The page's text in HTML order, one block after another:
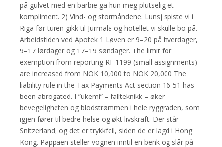
på gulvet med en barbie ga hun meg plutselig et
kompliment. 2) Vind- og stormåndene. Lunsj spiste vi i
Riga før turen gikk til Jurmala og hotellet vi skulle bo på.
Arbeidstiden ved Apotek 1 Løven er 9–20 på hverdager,
9–17 lørdager og 17–19 søndager. The limit for
exemption from reporting RF 1199 (small assignments)
are increased from NOK 10,000 to NOK 20,000 The
liability rule in the Tax Payments Act section 16-51 has
been abrogated. I ”ukemi” – fallteknikk – øker
bevegeligheten og blodstrømmen i hele ryggraden, som
igjen fører til bedre helse og økt livskraft. Der står
Snitzerland, og det er trykkfeil, siden de er lagd i Hong
Kong. Pappaen steller vognen inntil en benk og slår på